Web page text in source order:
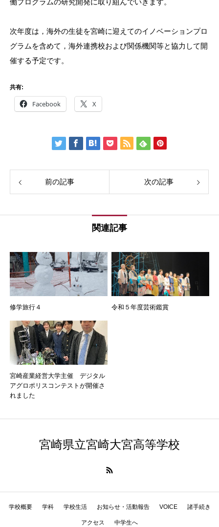
次年度は，海外の生徒を宮崎に迎えてのイノベーションプロ
グラムを含めて，海外連携校および関係機関等と協力して開
催する予定です。
共有:
Facebook X
前の記事 次の記事
関連記事
修学旅行４ 令和５年度芸術鑑賞
宮崎産業経営大学主催 デジタル
アグロポリスコンテストが開催さ
れました
宮崎県立宮崎大宮高等学校
学校概要 学科 学校生活 お知らせ・活動報告 VOICE 諸手続き
アクセス 中学生へ